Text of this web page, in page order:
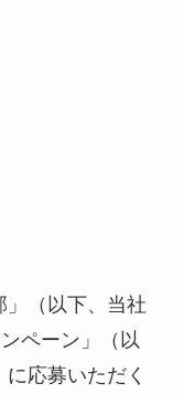
」（以下、当社
ペーン」（以
応募いただく